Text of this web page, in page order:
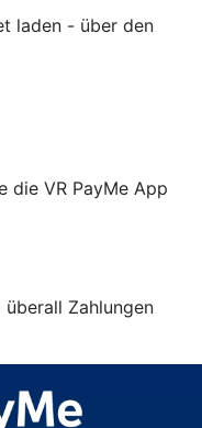
laden - über den
die VR PayMe App
Zahlungen